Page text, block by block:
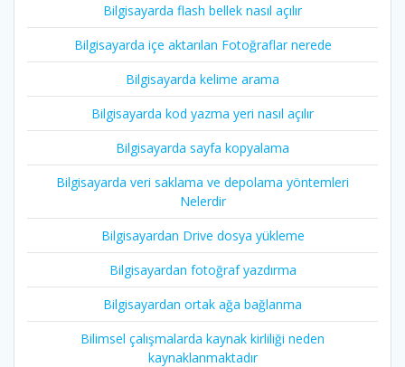
Bilgisayarda flash bellek nasıl açılır
Bilgisayarda içe aktarılan Fotoğraflar nerede
Bilgisayarda kelime arama
Bilgisayarda kod yazma yeri nasıl açılır
Bilgisayarda sayfa kopyalama
Bilgisayarda veri saklama ve depolama yöntemleri
Nelerdir
Bilgisayardan Drive dosya yükleme
Bilgisayardan fotoğraf yazdırma
Bilgisayardan ortak ağa bağlanma
Bilimsel çalışmalarda kaynak kirliliği neden
kaynaklanmaktadır